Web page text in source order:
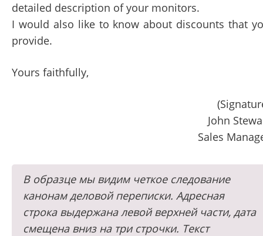
detailed description of your monitors.
I would also like to know about discounts that
provide.
Yours faithfully,
John
Sales
В образце мы видим четкое следование
канонам деловой переписки. Адресная
строка выдержана левой верхней части, дата
смещена вниз на три строчки. Текст